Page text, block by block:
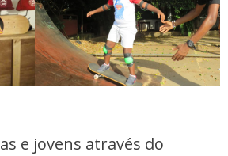
e jovens através do